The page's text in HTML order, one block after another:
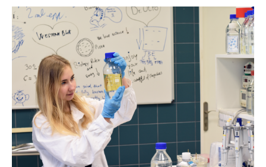
příjmení sice pekařinu připomíná, ale Olga ji posunula do
vědecké rovi